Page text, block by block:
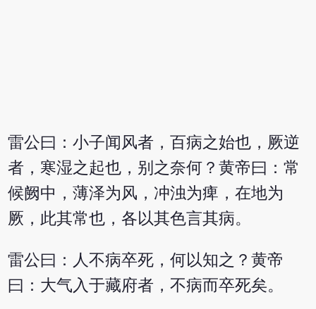
雷公曰：小子闻风者，百病之始也，厥逆
者，寒湿之起也，别之奈何？黄帝曰：常
候阙中，薄泽为风，冲浊为痺，在地为
厥，此其常也，各以其色言其病。
雷公曰：人不病卒死，何以知之？黄帝
曰：大气入于藏府者，不病而卒死矣。